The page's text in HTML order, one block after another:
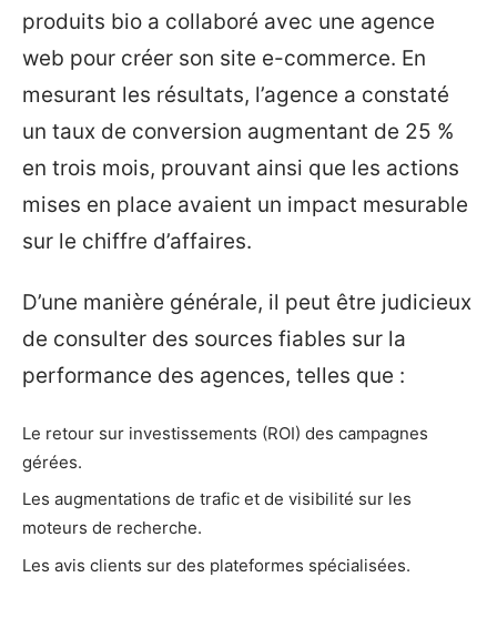
produits bio a collaboré avec une agence
web pour créer son site e-commerce. En
mesurant les résultats, l’agence a constaté
un taux de conversion augmentant de 25 %
en trois mois, prouvant ainsi que les actions
mises en place avaient un impact mesurable
sur le chiffre d’affaires.
D’une manière générale, il peut être judicieux
de consulter des sources fiables sur la
performance des agences, telles que :
Le retour sur investissements (ROI) des campagnes
gérées.
Les augmentations de trafic et de visibilité sur les
moteurs de recherche.
Les avis clients sur des plateformes spécialisées.